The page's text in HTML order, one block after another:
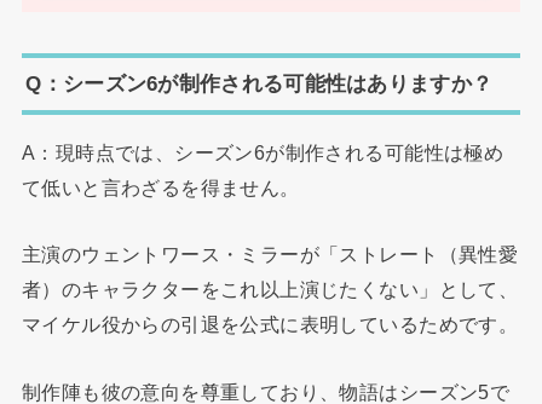
Q：シーズン6が制作される可能性はありますか？
A：現時点では、シーズン6が制作される可能性は極め
て低いと言わざるを得ません。
主演のウェントワース・ミラーが「ストレート（異性愛
者）のキャラクターをこれ以上演じたくない」として、
マイケル役からの引退を公式に表明しているためです。
制作陣も彼の意向を尊重しており、物語はシーズン5で